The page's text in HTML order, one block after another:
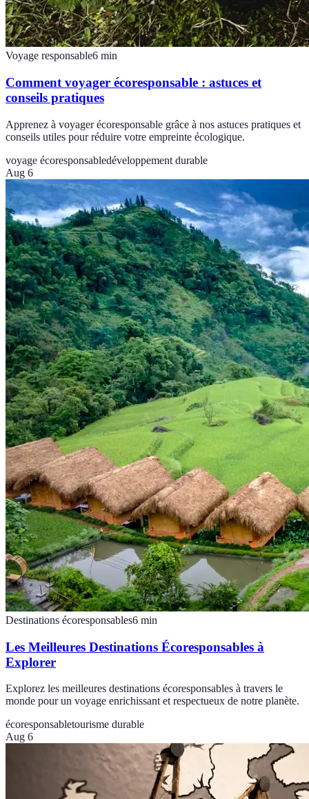
Voyage responsable6 min
Comment voyager écoresponsable : astuces et
conseils pratiques
Apprenez à voyager écoresponsable grâce à nos astuces pratiques et
conseils utiles pour réduire votre empreinte écologique.
voyage écoresponsabledéveloppement durable
Aug 6
Destinations écoresponsables6 min
Les Meilleures Destinations Écoresponsables à
Explorer
Explorez les meilleures destinations écoresponsables à travers le
monde pour un voyage enrichissant et respectueux de notre planète.
écoresponsabletourisme durable
Aug 6